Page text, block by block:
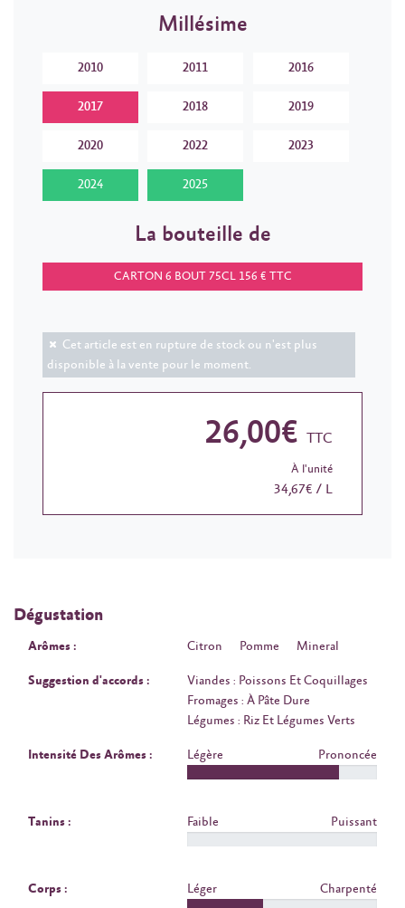
Millésime
2010 2011 2016
2017 2018 2019
2020 2022 2023
2024 2025
La bouteille de
CARTON 6 BOUT 75CL 156 € TTC
Cet article est en rupture de stock ou n'est plus
disponible à la vente pour le moment.
26,00€ TTC
À l'unité
34,67€ / L
Dégustation
Arômes : Citron Pomme Mineral
Suggestion d'accords :
Viandes : Poissons Et Coquillages
Fromages : À Pâte Dure
Légumes : Riz Et Légumes Verts
Intensité Des Arômes : Légère Prononcée
Tanins : Faible Puissant
Corps : Léger Charpenté